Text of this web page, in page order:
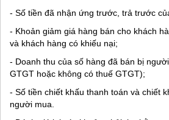
- Số tiền đã nhận ứng trước, trả trước
- Khoản giảm giá hàng bán cho khách
và khách hàng có khiếu nại;
- Doanh thu của số hàng đã bán bị
GTGT hoặc không có thuế GTGT);
- Số tiền chiết khấu thanh toán và chiết
người mua.